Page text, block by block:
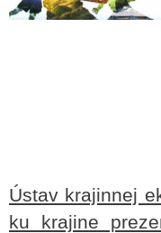
Ústav krajinnej
ku krajine